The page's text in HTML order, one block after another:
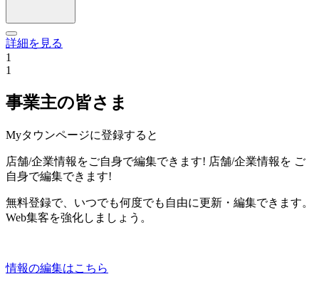
詳細を見る
1
1
事業主の皆さま
Myタウンページに登録すると
店舗/企業情報をご自身で編集できます! 店舗/企業情報を ご
自身で編集できます!
無料登録で、いつでも何度でも自由に更新・編集できます。
Web集客を強化しましょう。
情報の編集はこちら